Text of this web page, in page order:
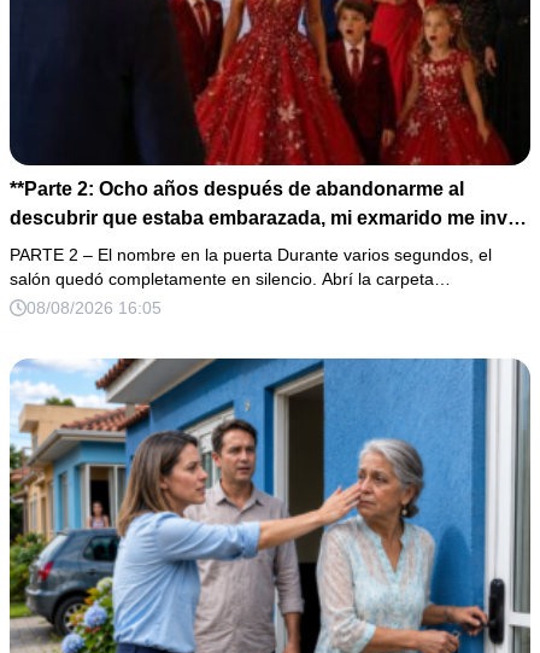
**Parte 2: Ocho años después de abandonarme al
descubrir que estaba embarazada, mi exmarido me invitó
a la cena de Navidad convencido de que podría burlarse
de la mujer a la que creía una fracasada y sin hijos. Lo
que jamás imaginó fue que esa noche sería él quien
PARTE 2 – El nombre en la puerta Durante varios segundos, el
salón quedó completamente en silencio. Abrí la carpeta…
08/08/2026 16:05